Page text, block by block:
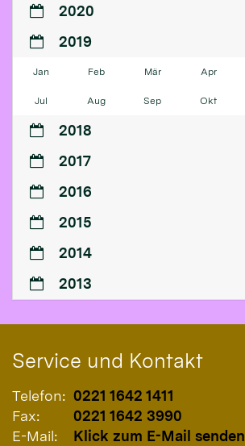
2020
2019
Jan Feb Mär Apr
Jul Aug Sep Okt
2018
2017
2016
2015
2014
2013
Service und Kontakt
Telefon: 0221 1642 1411
Fax:
0221 1642 3990
E-Mail:
Klick zum E-Mail senden